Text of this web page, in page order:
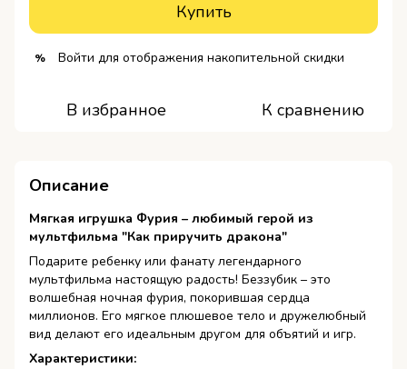
Купить
% Войти для отображения накопительной скидки
В избранное К сравнению
Описание
Мягкая игрушка Фурия – любимый герой из
мультфильма "Как приручить дракона"
Подарите ребенку или фанату легендарного
мультфильма настоящую радость! Беззубик – это
волшебная ночная фурия, покорившая сердца
миллионов. Его мягкое плюшевое тело и дружелюбный
вид делают его идеальным другом для объятий и игр.
Характеристики: